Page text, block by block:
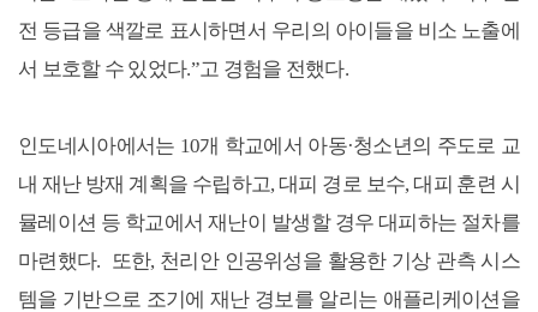
전 등급을 색깔로 표시하면서 우리의 아이들을 비소 노출에
서 보호할 수 있었다.”고 경험을 전했다.
인도네시아에서는 10개 학교에서 아동·청소년의 주도로 교
내 재난 방재 계획을 수립하고, 대피 경로 보수, 대피 훈련 시
뮬레이션 등 학교에서 재난이 발생할 경우 대피하는 절차를
마련했다. 또한, 천리안 인공위성을 활용한 기상 관측 시스
템을 기반으로 조기에 재난 경보를 알리는 애플리케이션을